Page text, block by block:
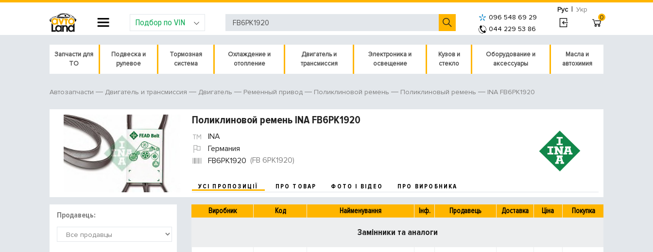
Рус | Укр
Подбор по VIN
096 548 69 29
044 229 53 86
0
Запчасти для
ТО
Подвеска и
рулевое
Тормозная
система
Охлаждение и
отопление
Двигатель и
трансмиссия
Электроника и
освещение
Кузов и
стекло
Оборудование и
аксессуары
Масла и
автохимия
Автозапчасти Двигатель и трансмиссия Двигатель Ременный привод Поликлиновой ремень Поликлиновый ремень INA FB6PK1920
Поликлиновой ремень INA FB6PK1920
INA
Германия
FB6PK1920 (FB 6PK1920)
УСІ ПРОПОЗИЦІЇ ПРО ТОВАР ФОТО І ВІДЕО ПРО ВИРОБНИКА
Продавець: Виробник Код Найменування Інф. Продавець Доставка Ціна Покупка
Замінники та аналоги